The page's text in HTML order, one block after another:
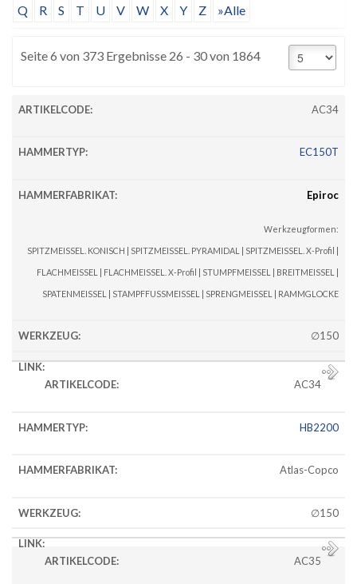
Q
R S T U V W X Y Z »Alle
Seite 6 von 373 Ergebnisse 26 - 30 von 1864
AC34
EC150T
Epiroc
Werkzeugformen:
SPITZMEISSEL. KONISCH | SPITZMEISSEL. PYRAMIDAL | SPITZMEISSEL. X-Profil |
FLACHMEISSEL | FLACHMEISSEL. X-Profil | STUMPFMEISSEL | BREITMEISSEL |
SPATENMEISSEL | STAMPFFUSSMEISSEL | SPRENGMEISSEL | RAMMGLOCKE
∅150
AC34
HB2200
Atlas-Copco
∅150
AC35